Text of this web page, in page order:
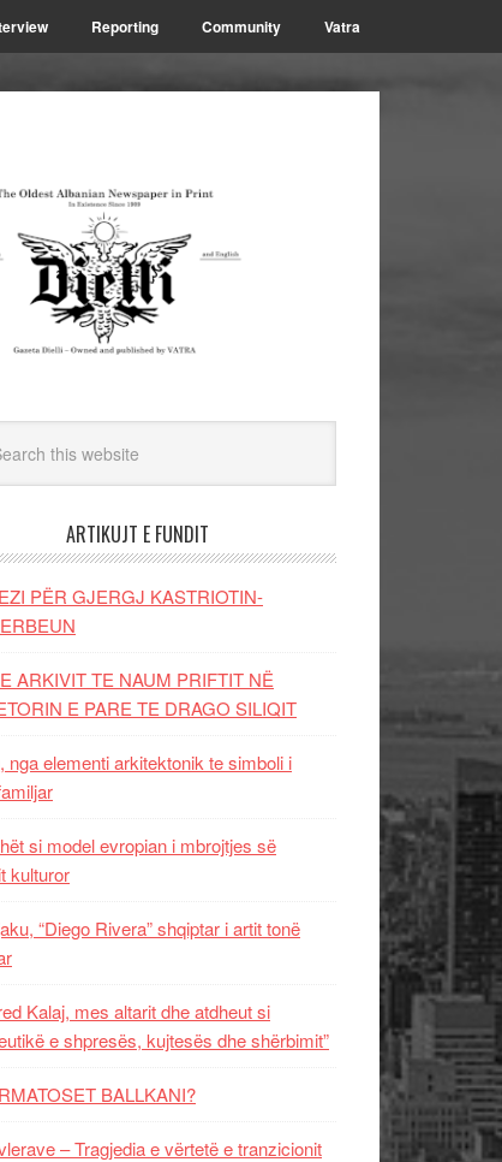
Reporting Community Vatra
ARTIKUJT E FUNDIT
PËR GJERGJ KASTRIOTIN-
ARKIVIT TE NAUM PRIFTIT NË
E PARE TE DRAGO SILIQIT
nga elementi arkitektonik te simboli i
si model evropian i mbrojtjes së
kulturor
“Diego Rivera” shqiptar i artit tonë
Kalaj, mes altarit dhe atdheut si
e shpresës, kujtesës dhe shërbimit”
BALLKANI?
– Tragjedia e vërtetë e tranzicionit